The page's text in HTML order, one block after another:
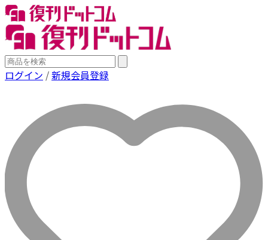
ログイン /新規会員登録